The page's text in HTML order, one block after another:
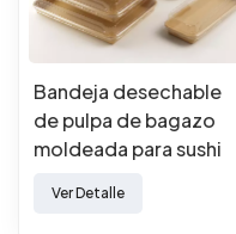
Bandeja desechable
de pulpa de bagazo
moldeada para sushi
envases de comida
Ver Detalle